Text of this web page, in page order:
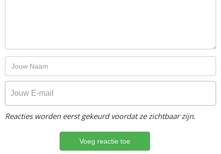
Reacties worden eerst gekeurd voordat ze zichtbaar zijn.